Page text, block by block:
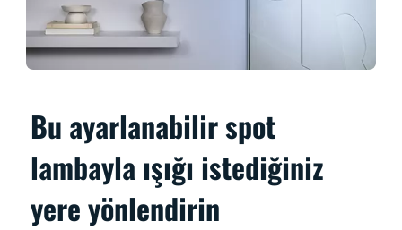
Bu ayarlanabilir spot
lambayla ışığı istediğiniz
yere yönlendirin